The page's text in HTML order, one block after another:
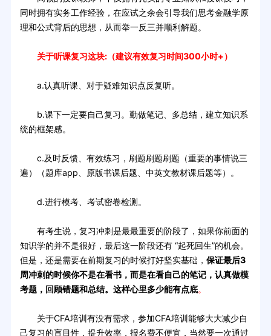
同时拥有实务工作经验，在应试之余会引导我们思考金融学原
理和公式背后的思想，从而举一反三并顺利解题。
关于听课复习这块:（建议有效复习时间300小时+）
a.认真听课、对于疑难知识点反复听。
b.课下一定要自己复习。勤做笔记、多总结，建立知识系
统的框架感。
c.及时反馈、有效练习，刷题刷题刷题（重要的事情说三
遍）（题库app、原版书课后题、中英文教材课后题等）。
d.进行模考、考试密卷检测。
有考生说，复习冲刺是最最重要的阶段了，如果你前面的
知识学的并不是很好，最后这一阶段还有 “起死回生”的机会。
但是，还是需要在前期复习的时候打好坚实基础， 保证最后3
周冲刺的时候你不是在看书，而是在看自己的笔记，认真做模
考题，回顾错题和总结。这样心里多少能有点底。
关于CFA培训有没有需求，参加CFA培训能够大大减少自
己复习的盲目性，提升效率，报名费不便宜，当然要一次通过